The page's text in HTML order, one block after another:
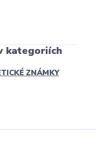
kategoriích
ZNÁMKY